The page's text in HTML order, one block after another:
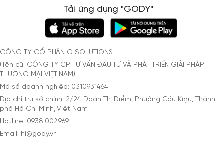
Tải ứng dụng "GODY"
CÔNG TY CỔ PHẦN G SOLUTIONS
(Tên cũ: CÔNG TY CP TƯ VẤN ĐẦU TƯ VÀ PHÁT TRIỂN GIẢI PHÁP
THƯƠNG MẠI VIỆT NAM)
Mã số doanh nghiệp: 0310931464
Địa chỉ trụ sở chính: 2/24 Đoàn Thị Điểm, Phường Cầu Kiệu, Thành
phố Hồ Chí Minh, Việt Nam
Hotline: 0938.002.969
Email: hi@gody.vn